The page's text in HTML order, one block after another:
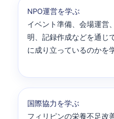
NPO運営を学ぶ
イベント準備、会場運営
明、記録作成などを通じ
に成り立っているのかを
国際協力を学ぶ
フィリピンの栄養不足改